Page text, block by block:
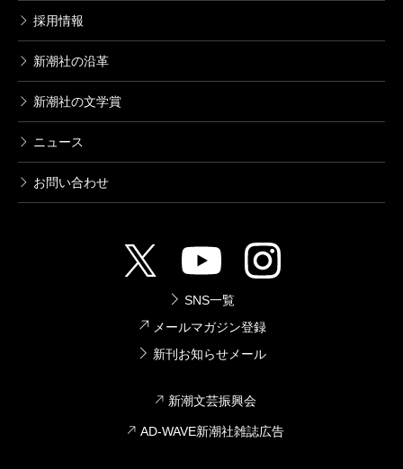
採用情報
新潮社の沿革
新潮社の文学賞
ニュース
お問い合わせ
SNS一覧
メールマガジン登録
新刊お知らせメール
新潮文芸振興会
AD-WAVE新潮社雑誌広告